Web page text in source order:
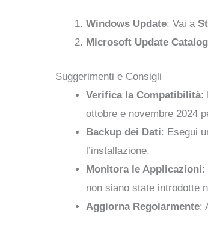
Windows Update: Vai a
Microsoft Update Catalog
Suggerimenti e Consigli
Verifica la Compatibilità:
ottobre e novembre 2024
Backup dei Dati: Esegui
l’installazione.
Monitora le Applicazioni:
non siano state introdotte
Aggiorna Regolarmente: